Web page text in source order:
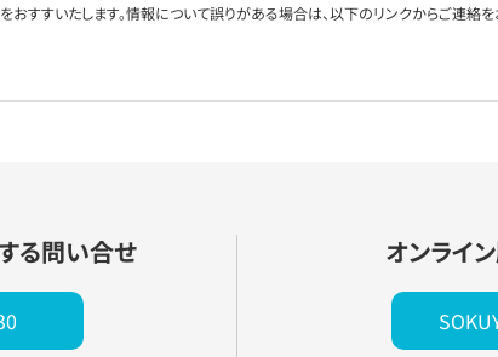
おすすいたします。情報について誤りがある場合は、以下のリンクからご連絡
る問い合せ オンライ